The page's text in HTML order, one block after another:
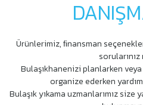
Ürünlerimiz, ﬁnansman
sorularınız
Bulaşıkhanenizi planlarken
organize ederken
Bulaşık yıkama uzmanlarımız size